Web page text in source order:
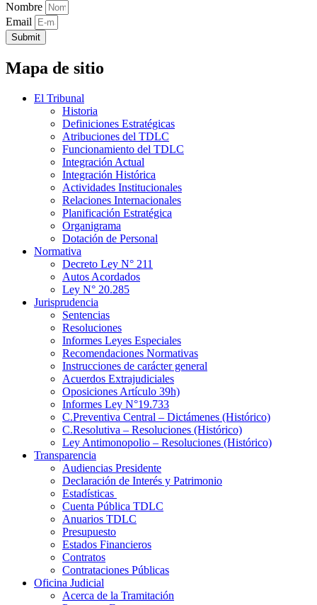
Nombre
Email
Submit
Mapa de sitio
El Tribunal
Historia
Definiciones Estratégicas
Atribuciones del TDLC
Funcionamiento del TDLC
Integración Actual
Integración Histórica
Actividades Institucionales
Relaciones Internacionales
Planificación Estratégica
Organigrama
Dotación de Personal
Normativa
Decreto Ley N° 211
Autos Acordados
Ley N° 20.285
Jurisprudencia
Sentencias
Resoluciones
Informes Leyes Especiales
Recomendaciones Normativas
Instrucciones de carácter general
Acuerdos Extrajudiciales
Oposiciones Artículo 39h)
Informes Ley N°19.733
C.Preventiva Central – Dictámenes (Histórico)
C.Resolutiva – Resoluciones (Histórico)
Ley Antimonopolio – Resoluciones (Histórico)
Transparencia
Audiencias Presidente
Declaración de Interés y Patrimonio
Estadísticas
Cuenta Pública TDLC
Anuarios TDLC
Presupuesto
Estados Financieros
Contratos
Contrataciones Públicas
Oficina Judicial
Acerca de la Tramitación